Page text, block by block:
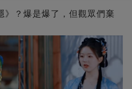
》？爆是爆了，但觀眾們棄